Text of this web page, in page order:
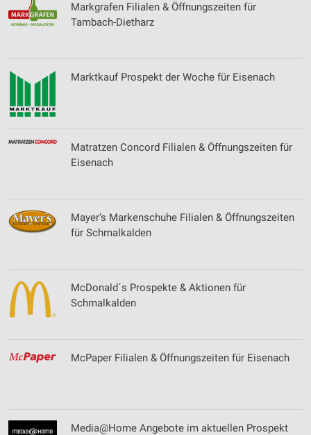
Markgrafen Filialen & Öffnungszeiten für
Tambach-Dietharz
Marktkauf Prospekt der Woche für Eisenach
Matratzen Concord Filialen & Öffnungszeiten für
Eisenach
Mayer’s Markenschuhe Filialen & Öffnungszeiten
für Schmalkalden
McDonald´s Prospekte & Aktionen für
Schmalkalden
McPaper Filialen & Öffnungszeiten für Eisenach
Media@Home Angebote im aktuellen Prospekt